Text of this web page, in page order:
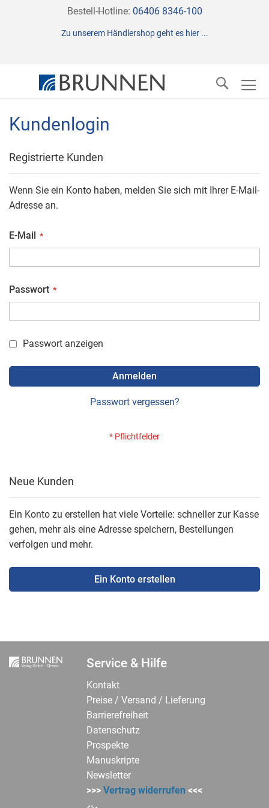
Direkt
Inhalt
Bestell-Hotline: 06406 8346-100
Zu unserem Händlershop geht es hier ...
Suche
Kundenlogin
Registrierte Kunden
Wenn Sie ein Konto haben, melden Sie sich mit Ihrer E-Mail-
Adresse an.
E-Mail
Passwort
Passwort anzeigen
Anmelden
Passwort vergessen?
Neue Kunden
Ein Konto zu erstellen hat viele Vorteile: schneller zur Kasse
gehen, mehr als eine Adresse speichern, Bestellungen
verfolgen und mehr.
Ein Konto erstellen
Service & Hilfe
Kontakt
Preise / Versand / Lieferung
Barrierefreiheit
Datenschutz
Prospekte
Manuskripte
Newsletter
>>>Vertrag widerrufen <<<